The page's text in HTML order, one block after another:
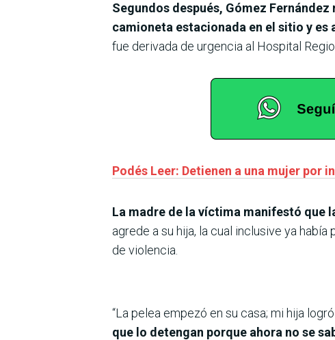
Segundos después, Gómez
camioneta estacionada en el sitio y
fue derivada de urgencia al Hospital
Podés Leer: Detienen a una mujer por
La madre de la víctima manifestó que
agrede a su hija, la cual inclusive ya
de violencia.
“La pelea empezó en su casa; mi hija
que lo detengan porque ahora no se